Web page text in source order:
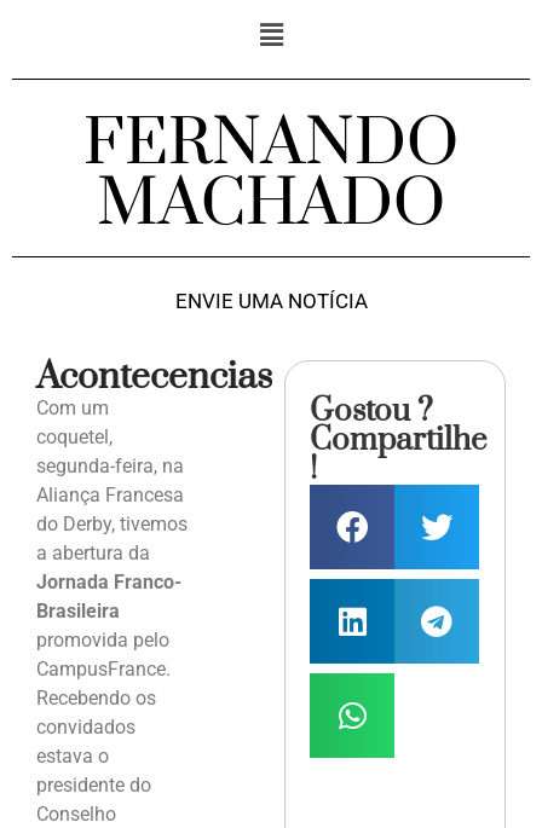
FERNANDO
MACHADO
ENVIE UMA NOTÍCIA
Acontecencias
Com um
coquetel,
segunda-feira, na
Aliança Francesa
do Derby, tivemos
a abertura da
Jornada Franco-
Brasileira
promovida pelo
CampusFrance.
Recebendo os
convidados
estava o
presidente do
Conselho
Gostou ?
Compartilhe
!